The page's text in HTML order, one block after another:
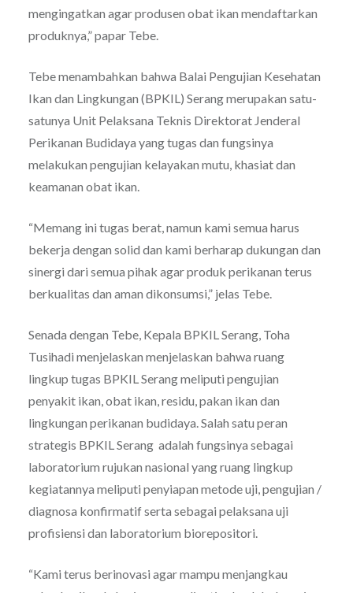
mengingatkan agar produsen obat ikan mendaftarkan
produknya,” papar Tebe.
Tebe menambahkan bahwa Balai Pengujian Kesehatan
Ikan dan Lingkungan (BPKIL) Serang merupakan satu-
satunya Unit Pelaksana Teknis Direktorat Jenderal
Perikanan Budidaya yang tugas dan fungsinya
melakukan pengujian kelayakan mutu, khasiat dan
keamanan obat ikan.
“Memang ini tugas berat, namun kami semua harus
bekerja dengan solid dan kami berharap dukungan dan
sinergi dari semua pihak agar produk perikanan terus
berkualitas dan aman dikonsumsi,” jelas Tebe.
Senada dengan Tebe, Kepala BPKIL Serang, Toha
Tusihadi menjelaskan menjelaskan bahwa ruang
lingkup tugas BPKIL Serang meliputi pengujian
penyakit ikan, obat ikan, residu, pakan ikan dan
lingkungan perikanan budidaya. Salah satu peran
strategis BPKIL Serang adalah fungsinya sebagai
laboratorium rujukan nasional yang ruang lingkup
kegiatannya meliputi penyiapan metode uji, pengujian /
diagnosa konfirmatif serta sebagai pelaksana uji
profisiensi dan laboratorium biorepositori.
“Kami terus berinovasi agar mampu menjangkau